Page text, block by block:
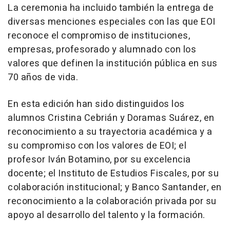
La ceremonia ha incluido también la entrega de
diversas menciones especiales con las que EOI
reconoce el compromiso de instituciones,
empresas, profesorado y alumnado con los
valores que definen la institución pública en sus
70 años de vida.
En esta edición han sido distinguidos los
alumnos Cristina Cebrián y Doramas Suárez, en
reconocimiento a su trayectoria académica y a
su compromiso con los valores de EOI; el
profesor Iván Botamino, por su excelencia
docente; el Instituto de Estudios Fiscales, por su
colaboración institucional; y Banco Santander, en
reconocimiento a la colaboración privada por su
apoyo al desarrollo del talento y la formación.